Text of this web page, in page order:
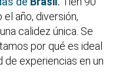
año, diversión,
calidez única. Se
por qué es ideal
de experiencias en un